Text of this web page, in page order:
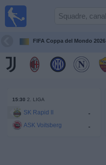
FIFA Coppa del Mondo 2026
15:30 2. LIGA
SK Rapid II
-
ASK Voitsberg
-
alle
televisive
partite
Squadre